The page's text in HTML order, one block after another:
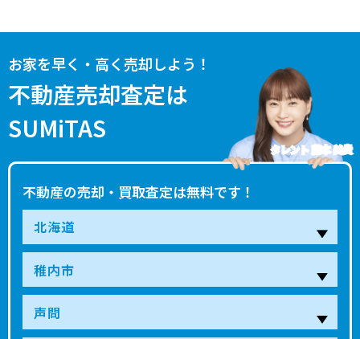
お家を早く・高く売却しよう！
不動産売却査定は
SUMiTAS
不動産の売却・買取査定は無料です！
タレント 藤本 美貴